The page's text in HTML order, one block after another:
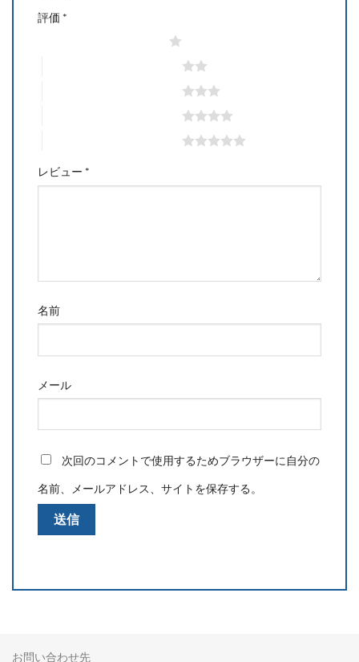
評価 *
レビュー *
名前
メール
次回のコメントで使用するためブラウザーに自分の
名前、メールアドレス、サイトを保存する。
お問い合わせ先